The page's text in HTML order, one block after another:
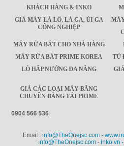
KHÁCH HÀNG & INKO
GIÁ MÁY LÀ LÔ, LÀ GA, ỦI GA
CÔNG NGHIỆP
MÁY RỬA BÁT CHO NHÀ HÀNG
MÁY RỬA BÁT PRIME KOREA
TỦ
LÒ HẤP NƯỚNG ĐA NĂNG
GIÁ CÁC LOẠI MÁY BĂNG
CHUYỀN BĂNG TẢI PRIME
0904 566 536
Email : info@TheOnejsc.com -
info@TheOnejsc.com - inko.vn -